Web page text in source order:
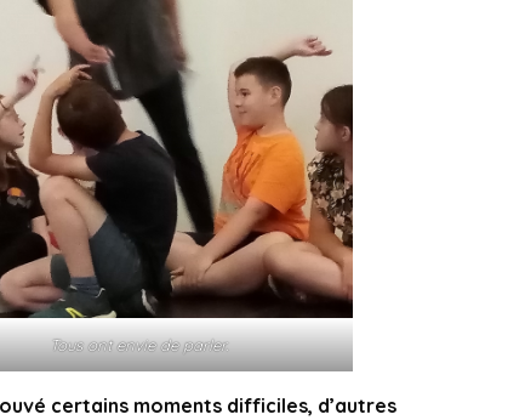
Tous ont envie de parler.
certains moments difficiles, d’autres